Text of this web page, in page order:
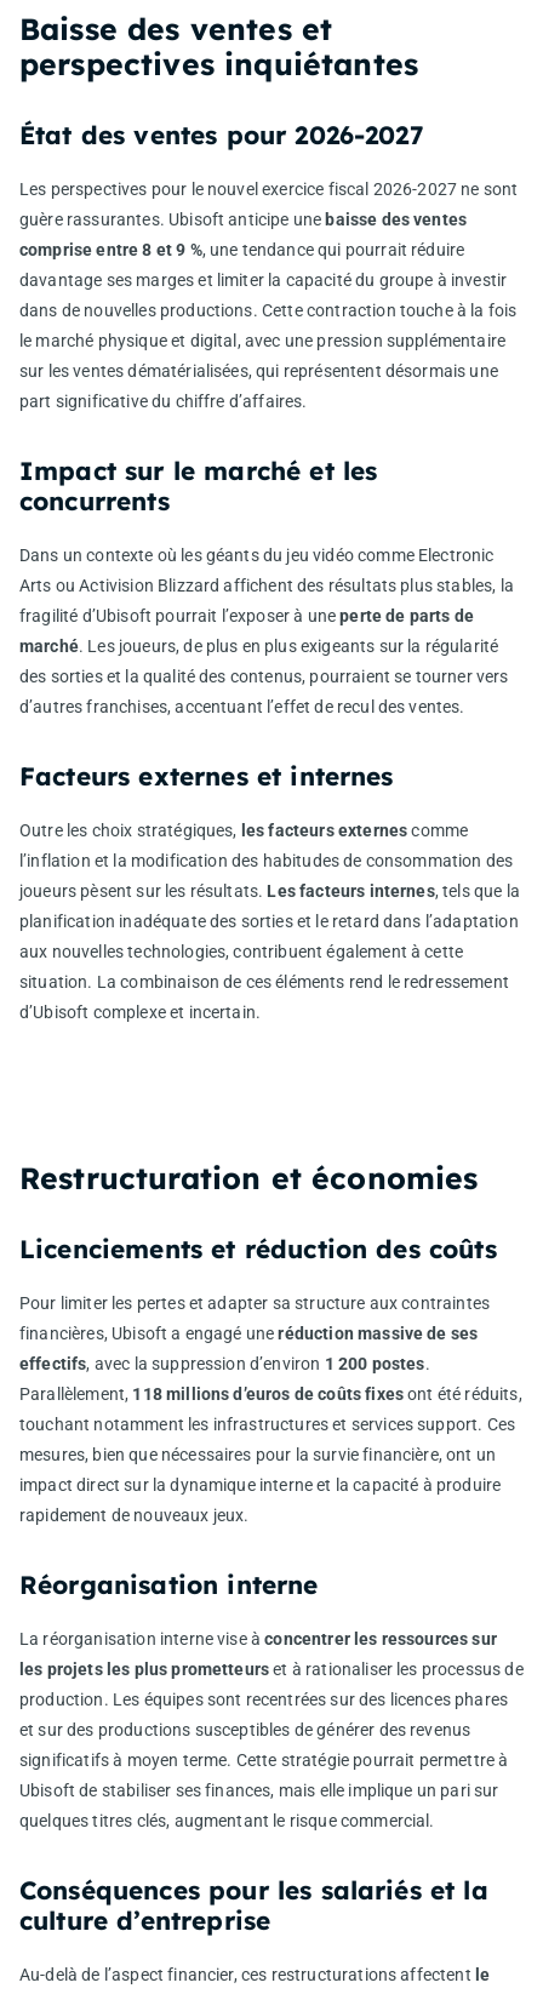
Baisse des ventes et
perspectives inquiétantes
État des ventes pour 2026-2027
Les perspectives pour le nouvel exercice fiscal 2026-2027 ne sont
guère rassurantes. Ubisoft anticipe une baisse des ventes
comprise entre 8 et 9 %, une tendance qui pourrait réduire
davantage ses marges et limiter la capacité du groupe à investir
dans de nouvelles productions. Cette contraction touche à la fois
le marché physique et digital, avec une pression supplémentaire
sur les ventes dématérialisées, qui représentent désormais une
part significative du chiffre d’affaires.
Impact sur le marché et les
concurrents
Dans un contexte où les géants du jeu vidéo comme Electronic
Arts ouActivision Blizzard affichent des résultats plus stables, la
fragilité d’Ubisoft pourrait l’exposer à uneperte de parts de
marché. Les joueurs, de plus en plus exigeants sur la régularité
des sorties et la qualité des contenus, pourraient se tourner vers
d’autres franchises, accentuant l’effet de recul des ventes.
Facteurs externes et internes
Outre les choix stratégiques, les facteurs externescomme
l’inflation et la modification des habitudes de consommation des
joueurs pèsent sur les résultats. Les facteurs internes, tels que la
planification inadéquate des sorties et le retard dans l’adaptation
aux nouvelles technologies, contribuent également à cette
situation. La combinaison de ces éléments rend le redressement
d’Ubisoft complexe et incertain.
Restructuration et économies
Licenciements et réduction des coûts
Pour limiter les pertes et adapter sa structure aux contraintes
financières, Ubisoft a engagé uneréduction massive de ses
effectifs, avec la suppression d’environ 1 200 postes.
Parallèlement, 118 millions d’euros de coûts fixesont été réduits,
touchant notamment les infrastructures et services support. Ces
mesures, bien que nécessaires pour la survie financière, ont un
impact direct sur la dynamique interne et la capacité à produire
rapidement de nouveaux jeux.
Réorganisation interne
La réorganisation interne vise àconcentrer les ressources sur
les projets les plus prometteurset à rationaliser les processus de
production. Les équipes sont recentrées sur des licences phares
et sur des productions susceptibles de générer des revenus
significatifs à moyen terme. Cette stratégie pourrait permettre à
Ubisoft de stabiliser ses finances, mais elle implique un pari sur
quelques titres clés, augmentant le risque commercial.
Conséquences pour les salariés et la
culture d’entreprise
Au-delà de l’aspect financier, ces restructurations affectent le